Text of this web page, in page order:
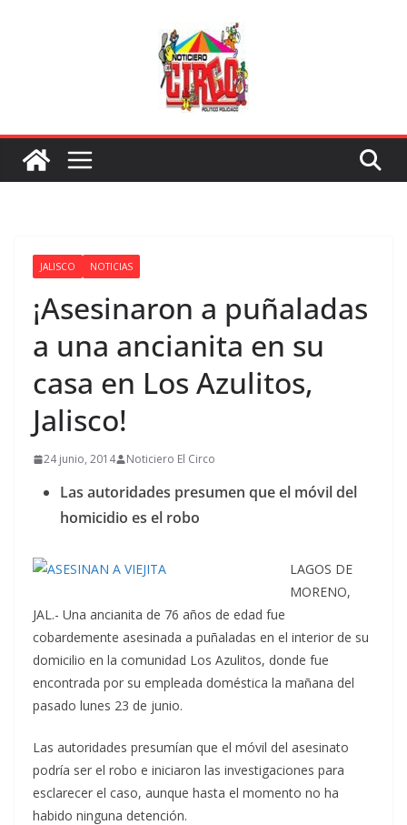
JALISCO NOTICIAS
¡Asesinaron a puñaladas
a una ancianita en su
casa en Los Azulitos,
Jalisco!
24 junio, 2014 Noticiero El Circo
Las autoridades presumen que el móvil del
homicidio es el robo
LAGOS DE
MORENO,
JAL.- Una ancianita de 76 años de edad fue
cobardemente asesinada a puñaladas en el interior de su
domicilio en la comunidad Los Azulitos, donde fue
encontrada por su empleada doméstica la mañana del
pasado lunes 23 de junio.
Las autoridades presumían que el móvil del asesinato
podría ser el robo e iniciaron las investigaciones para
esclarecer el caso, aunque hasta el momento no ha
habido ninguna detención.